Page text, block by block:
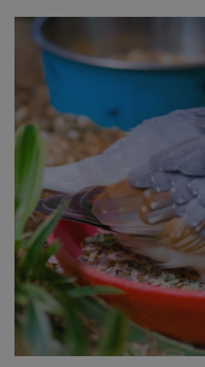
jednoduchost,
miminka měl
Předškolní věk je